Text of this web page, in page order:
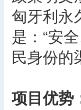
匈牙利永
是：“安
民身份的
项目优势